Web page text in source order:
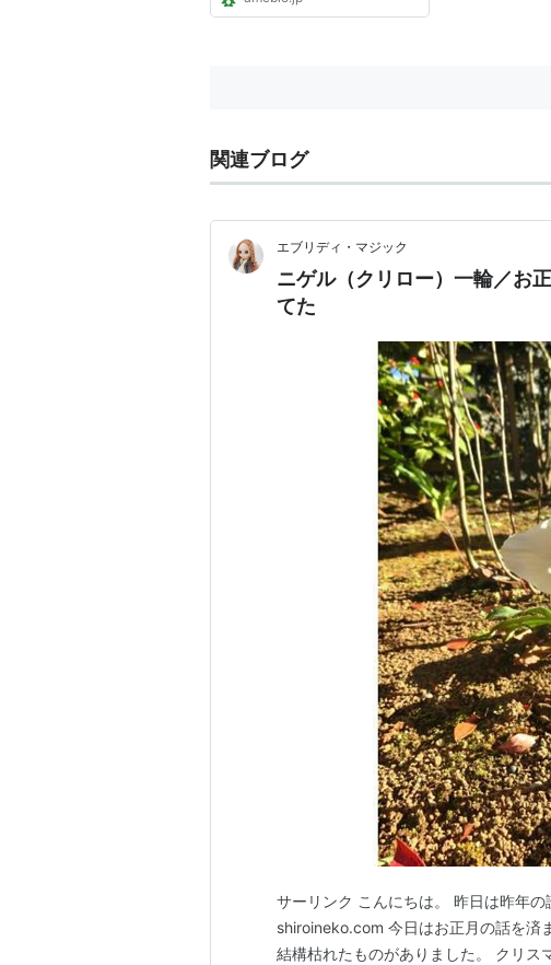
関連ブログ
エブリディ・マジック ～猫と
ニゲル（クリロー）一輪／お
てた
サーリンク こんにちは。 昨日は昨年
shiroineko.com 今日はお正月の話を済
結構枯れたものがありました。 クリス